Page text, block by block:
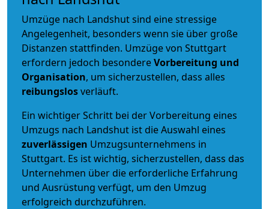
Umzüge nach Landshut sind eine stressige
Angelegenheit, besonders wenn sie über große
Distanzen stattfinden. Umzüge von Stuttgart
erfordern jedoch besondereVorbereitung und
Organisation, um sicherzustellen, dass alles
reibungslosverläuft.
Ein wichtiger Schritt bei der Vorbereitung eines
Umzugs nach Landshut ist die Auswahl eines
zuverlässigen Umzugsunternehmens in
Stuttgart. Es ist wichtig, sicherzustellen, dass das
Unternehmen über die erforderliche Erfahrung
und Ausrüstung verfügt, um den Umzug
erfolgreich durchzuführen.